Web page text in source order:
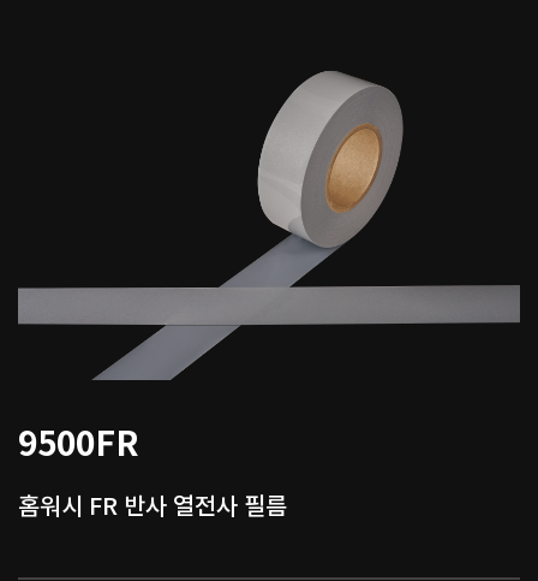
9500FR
홈워시 FR 반사 열전사 필름